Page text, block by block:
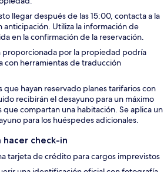
llegar después de las 15:00, contacta a la
Utiliza la información de
en la confirmación de la reservación.
proporcionada por la propiedad podría
con herramientas de traducción
que hayan reservado planes tarifarios con
recibirán el desayuno para un máximo
que compartan una habitación. Se aplica un
para los huéspedes adicionales.
hacer check-in
tarjeta de crédito para cargos imprevistos